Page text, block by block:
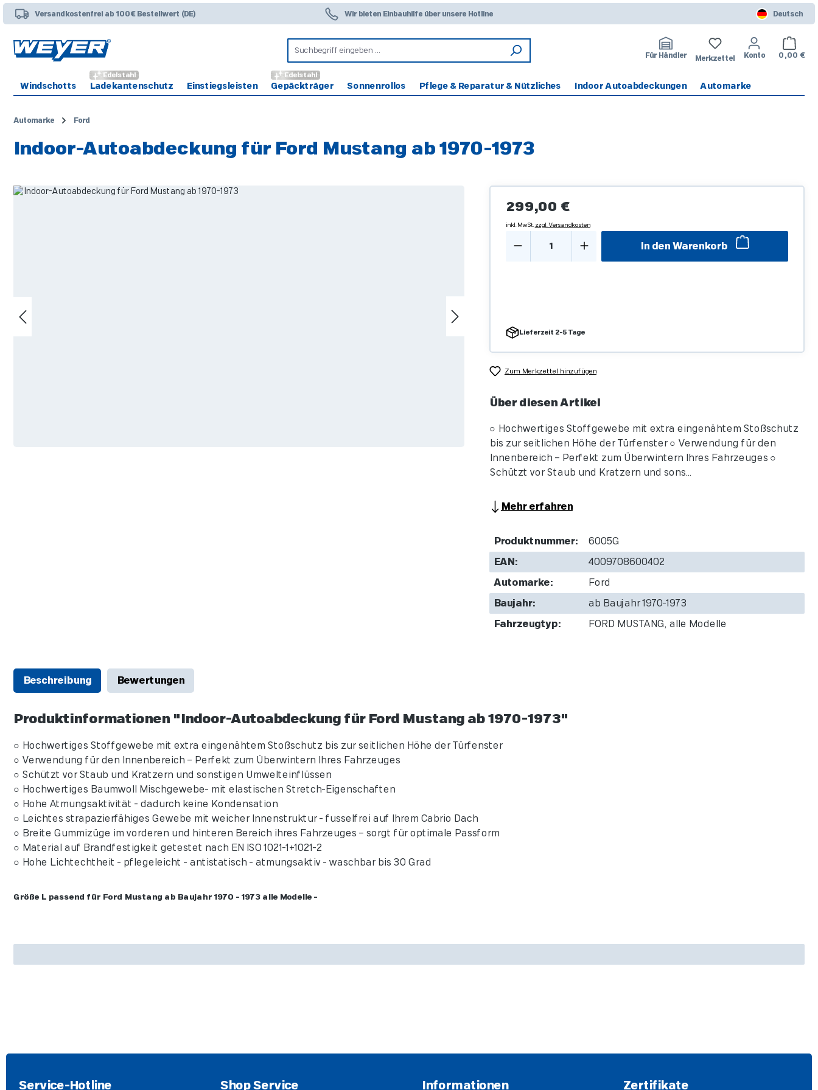
Hauptinhalt springen
Zur Suche springen
Zur Hauptnavigation springen
Versandkostenfrei ab 100€ Bestellwert (DE) Wir bieten Einbauhilfe über unsere Hotline Deutsch
Für Händler Merkzettel Konto 0,00 €
Windschotts Ladekantenschutz
Edelstahl
Einstiegsleisten Gepäckträger
Edelstahl
Sonnenrollos Pflege & Reparatur & Nützliches Indoor Autoabdeckungen Automarke
Automarke Ford
Indoor-Autoabdeckung für Ford Mustang ab 1970-1973
Bildergalerie überspringen
Regulärer Preis:
299,00 €
inkl. MwSt. zzgl. Versandkosten
Produkt Anzahl: Gib den gewünschten Wert
In den Warenkorb
Lieferzeit 2-5 Tage
Zum Merkzettel hinzufügen
Über diesen Artikel
○ Hochwertiges Stoffgewebe mit extra eingenähtem Stoßschutz
bis zur seitlichen Höhe der Türfenster ○ Verwendung für den
Innenbereich – Perfekt zum Überwintern Ihres Fahrzeuges ○
Schützt vor Staub und Kratzern und sons...
Mehr erfahren
Produktnummer: 6005G
EAN: 4009708600402
Automarke: Ford
Baujahr: ab Baujahr 1970-1973
Fahrzeugtyp: FORD MUSTANG, alle Modelle
Beschreibung Bewertungen
Produktinformationen "Indoor-Autoabdeckung für Ford Mustang ab 1970-1973"
○ Hochwertiges Stoffgewebe mit extra eingenähtem Stoßschutz bis zur seitlichen Höhe der Türfenster
○ Verwendung für den Innenbereich – Perfekt zum Überwintern Ihres Fahrzeuges
○ Schützt vor Staub und Kratzern und sonstigen Umwelteinflüssen
○ Hochwertiges Baumwoll Mischgewebe- mit elastischen Stretch-Eigenschaften
○ Hohe Atmungsaktivität - dadurch keine Kondensation
○ Leichtes strapazierfähiges Gewebe mit weicher Innenstruktur - fusselfrei auf Ihrem Cabrio Dach
○ Breite Gummizüge im vorderen und hinteren Bereich ihres Fahrzeuges – sorgt für optimale Passform
○ Material auf Brandfestigkeit getestet nach EN ISO 1021-1+1021-2
○ Hohe Lichtechtheit - pflegeleicht - antistatisch - atmungsaktiv - waschbar bis 30 Grad
Größe L passend für Ford Mustang ab Baujahr 1970 - 1973 alle Modelle -
Service-Hotline Shop Service Informationen Zertifikate